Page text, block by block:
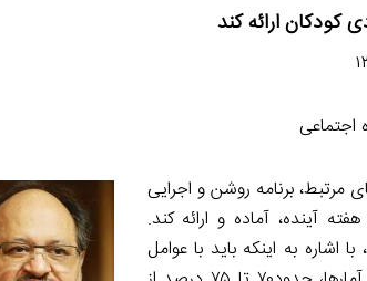
کودکان ارائه کند
اجتماعی
مرتبط، برنامه روشن و اجرایی
آینده، آماده و ارائه کند.
به اینکه باید با عوامل